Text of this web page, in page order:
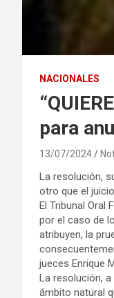
NACIONALES
para
13/07/2024
La resolución,
otro que el
El Tribunal Oral
por el caso de
atribuyen, la
jueces Enrique
La resolución,
ámbito natural